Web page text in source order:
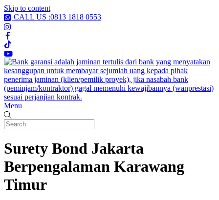
Skip to content
CALL US :0813 1818 0553
Menu
Surety Bond Jakarta
Berpengalaman Karawang
Timur